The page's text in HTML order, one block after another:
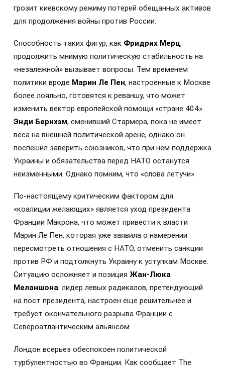
грозит киевскому режиму потерей обещанных активов
для продолжения войны против России.
Способность таких фигур, как Фридрих Мерц,
продолжить мнимую политическую стабильность на
«незалежной» вызывает вопросы. Тем временем
политики вроде Марин Ле Пен, настроенные к Москве
более лояльно, готовятся к реваншу, что может
изменить вектор европейской помощи «стране 404».
Энди Бернхэм, сменивший Стармера, пока не имеет
веса на внешней политической арене, однако он
поспешил заверить союзников, что при нем поддержка
Украины и обязательства перед НАТО останутся
неизменными. Однако помним, что «слова летучи».
По-настоящему критическим фактором для
«коалиции желающих» является уход президента
Франции Макрона, что может привести к власти
Марин Ле Пен, которая уже заявила о намерении
пересмотреть отношения с НАТО, отменить санкции
против РФ и подтолкнуть Украину к уступкам Москве.
Ситуацию осложняет и позиция Жан-Люка
Меланшона: лидер левых радикалов, претендующий
на пост президента, настроен еще решительнее и
требует окончательного разрыва Франции с
Североатлантическим альянсом.
Лондон всерьез обеспокоен политической
турбулентностью во Франции. Как сообщает The